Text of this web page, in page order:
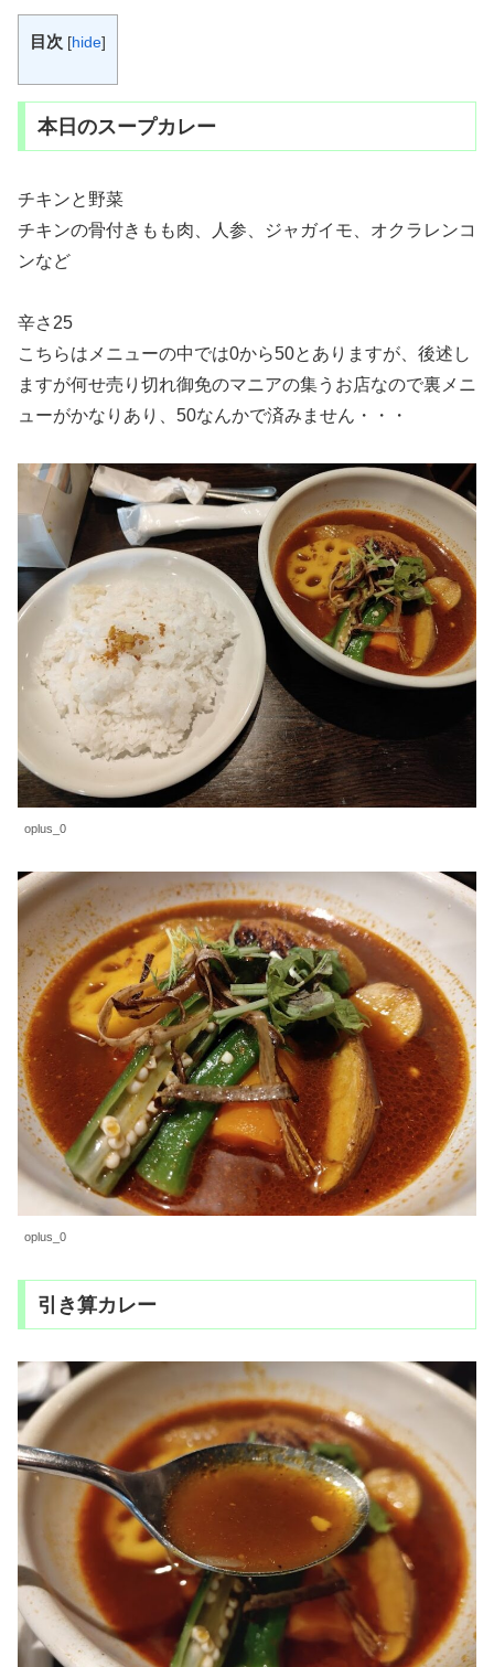
目次 [hide]
本日のスープカレー
チキンと野菜
チキンの骨付きもも肉、人参、ジャガイモ、オクラレンコ
ンなど
辛さ25
こちらはメニューの中では0から50とありますが、後述し
ますが何せ売り切れ御免のマニアの集うお店なので裏メニ
ューがかなりあり、50なんかで済みません・・・
oplus_0
oplus_0
引き算カレー